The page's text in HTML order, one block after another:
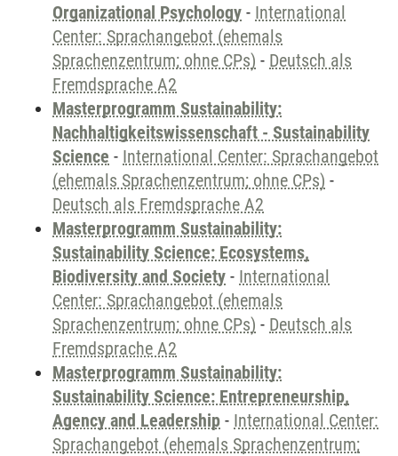
Organizational Psychology - International
Center: Sprachangebot (ehemals
Sprachenzentrum; ohne CPs) - Deutsch als
Fremdsprache A2
Masterprogramm Sustainability:
Nachhaltigkeitswissenschaft - Sustainability
Science - International Center: Sprachangebot
(ehemals Sprachenzentrum; ohne CPs) -
Deutsch als Fremdsprache A2
Masterprogramm Sustainability:
Sustainability Science: Ecosystems,
Biodiversity and Society - International
Center: Sprachangebot (ehemals
Sprachenzentrum; ohne CPs) - Deutsch als
Fremdsprache A2
Masterprogramm Sustainability:
Sustainability Science: Entrepreneurship,
Agency and Leadership - International Center:
Sprachangebot (ehemals Sprachenzentrum;